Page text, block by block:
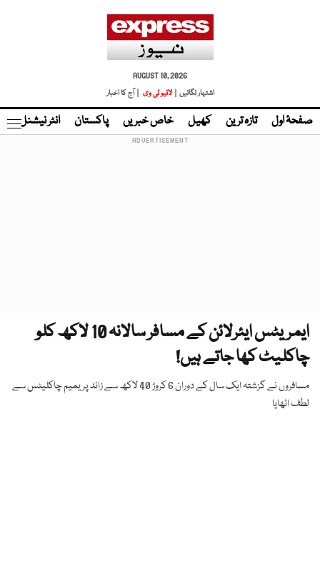
AUGUST 10, 2026
اشتہار لگائیں |
لائیو ٹی وی | آج کا اخبار
صفحۂ اول تازہ ترین کھیل خاص خبریں پاکستان انٹر نیشنل
ایمریٹس ایئرلائن کے مسافر سالانہ 10 لاکھ کلو
چاکلیٹ کھا جاتے ہیں!
مسافروں نے گزشتہ ایک سال کے دوران 6 کروڑ 40 لاکھ سے زائد پریمیم چاکلیٹس سے
لطف اٹھایا